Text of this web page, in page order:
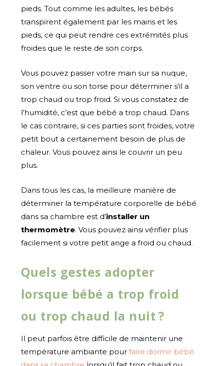
pieds. Tout comme les adultes, les bébés
transpirent également par les mains et les
pieds, ce qui peut rendre ces extrémités plus
froides que le reste de son corps.
Vous pouvez passer votre main sur sa nuque,
son ventre ou son torse pour déterminer s’il a
trop chaud ou trop froid. Si vous constatez de
l’humidité, c’est que bébé a trop chaud. Dans
le cas contraire, si ces parties sont froides, votre
petit bout a certainement besoin de plus de
chaleur. Vous pouvez ainsi le couvrir un peu
plus.
Dans tous les cas, la meilleure manière de
déterminer la température corporelle de bébé
dans sa chambre est d’installer un
thermomètre. Vous pouvez ainsi vérifier plus
facilement si votre petit ange a froid ou chaud.
Quels gestes adopter
lorsque bébé a trop froid
ou trop chaud la nuit ?
Il peut parfois être difficile de maintenir une
température ambiante pour faire dormir bébé